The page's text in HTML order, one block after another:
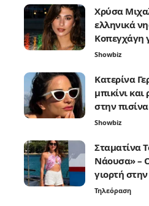
Χρύσα
ελληνικά
Κοπεγχάγη
Showbiz
Κατερίνα
μπικίνι
στην πισίνα
Showbiz
Σταματίνα
Νάουσα» –
γιορτή
Τηλεόραση